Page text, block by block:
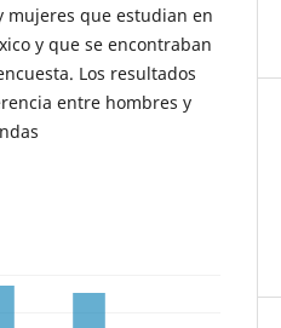
mujeres que estudian en
y que se encontraban
Los resultados
entre hombres y